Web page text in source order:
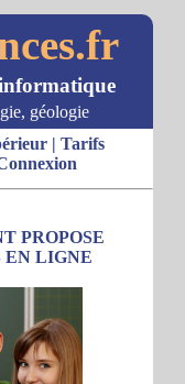
géologie
| Tarifs
PROPOSE
EN LIGNE